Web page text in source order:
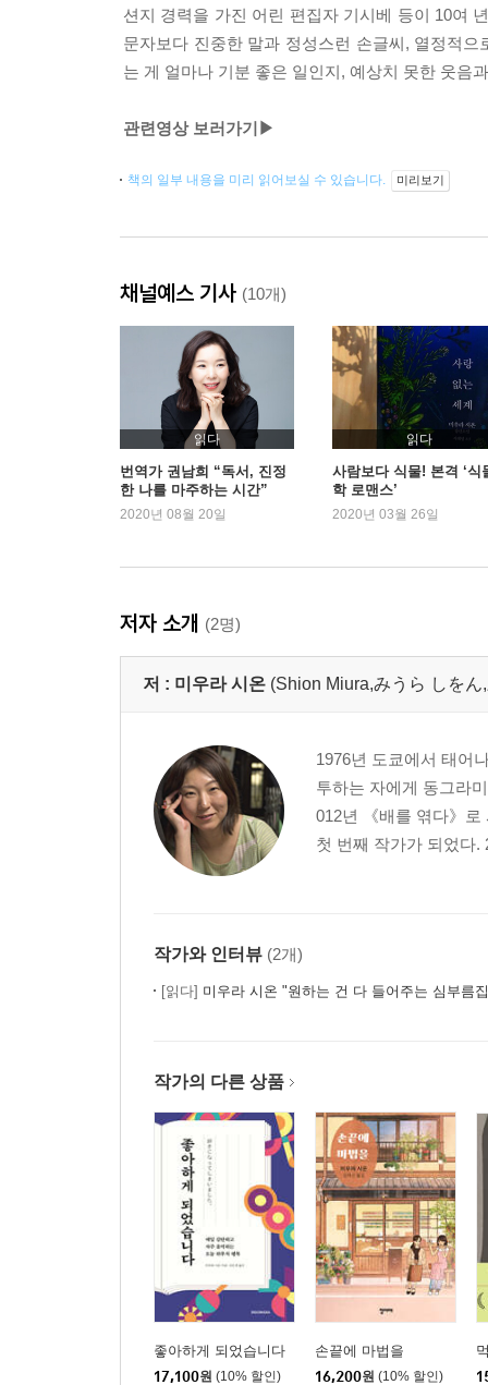
션지 경력을 가진 어린 편집자 기시베 등이 10여
문자보다 진중한 말과 정성스런 손글씨, 열정적
는 게 얼마나 기분 좋은 일인지, 예상치 못한 웃음
관련영상 보러가기▶
책의 일부 내용을 미리 읽어보실 수 있습니다. 미리보기
채널예스 기사 (10개)
읽다
번역가 권남희 “독서, 진정
한 나를 마주하는 시간”
2020년 08월 20일
읽다
사람보다 식물! 본격 ‘식
학 로맨스’
2020년 03월 26일
저자 소개 (2명)
저 : 미우라 시온 (Shion Miura,みうら しをん
1976년 도쿄에서 태어
투하는 자에게 동그라
012년 《배를 엮다》
첫 번째 작가가 되었다.
작가와 인터뷰 (2개)
[읽다] 미우라 시온 "원하는 건 다 들어주는 심부름
작가의 다른 상품
좋아하게 되었습니다
17,100원 (10% 할인)
손끝에 마법을
16,200원 (10% 할인)